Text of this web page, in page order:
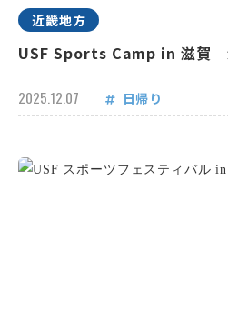
近畿地方
USF Sports Camp in 滋賀
2025.12.07 日帰り